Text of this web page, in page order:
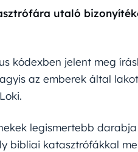
utaló
kódexben jelent meg
az emberek által
legismertebb
bibliai katasztrófákkal